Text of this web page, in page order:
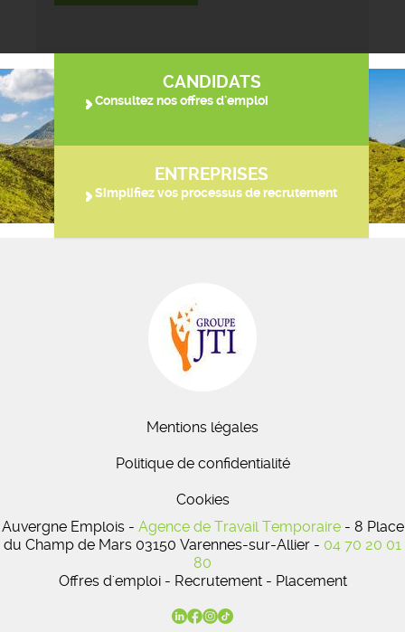
CANDIDATS
Consultez nos offres d'emploi
ENTREPRISES
Simplifiez vos processus de recrutement
Mentions légales
Politique de confidentialité
Cookies
Auvergne Emplois - Agence de Travail Temporaire- 8 Place
du Champ de Mars 03150 Varennes-sur-Allier - 04 70 20 01
80
Offres d'emploi - Recrutement - Placement